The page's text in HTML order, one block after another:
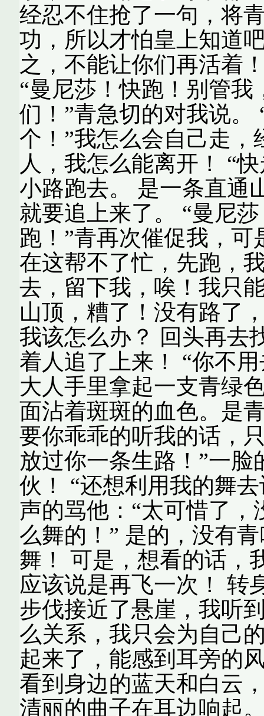
经忍不住抢了一句，将
功，所以才怕皇上知道
之，不能让你们再活着
“曼尼莎！快跑！别管
们！”青急切的对我说。
个！”我怎么会自己走
人，我怎么能离开！ “
小路跑去。 是一条直通
就要追上来了。 “曼尼
跑！”青再次催促我，
在这帮不了忙，先跑，
去，留下我，唉！我只
山顶，糟了！没有路了
我该怎么办？ 回头再去
着人追了上来！ “你不
大人手里拿起一支青绿
面沾着斑斑的血色。是
要你乖乖的听我的话，
放过你一条生路！”一
伙！ “还想利用我的舞
声的骂他：“太可惜了
么舞的！” 是的，没有
舞！ 可是，想看的话，
应该说是再飞一次！ 转
步伐接近了悬崖，我听
么关系，我只会为自己
起来了，能感到耳旁的
看到身边的蓝天和白云
清丽的曲子在耳边响起